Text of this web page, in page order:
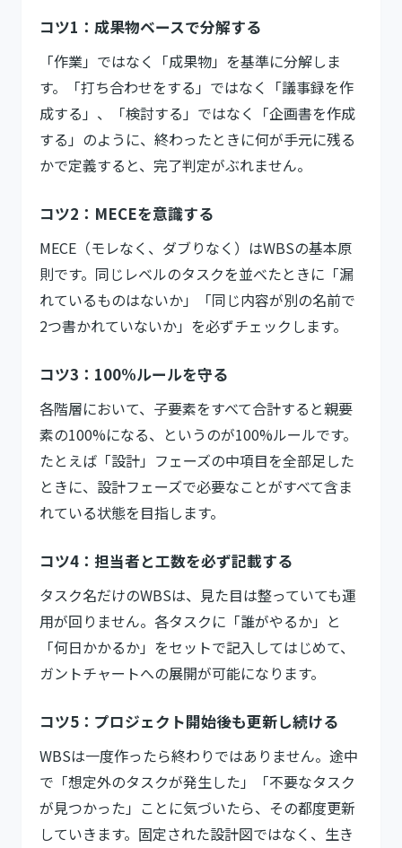
コツ1：成果物ベースで分解する
「作業」ではなく「成果物」を基準に分解しま
す。「打ち合わせをする」ではなく「議事録を作
成する」、「検討する」ではなく「企画書を作成
する」のように、終わったときに何が手元に残る
かで定義すると、完了判定がぶれません。
コツ2：MECEを意識する
MECE（モレなく、ダブりなく）はWBSの基本原
則です。同じレベルのタスクを並べたときに「漏
れているものはないか」「同じ内容が別の名前で
2つ書かれていないか」を必ずチェックします。
コツ3：100%ルールを守る
各階層において、子要素をすべて合計すると親要
素の100%になる、というのが100%ルールです。
たとえば「設計」フェーズの中項目を全部足した
ときに、設計フェーズで必要なことがすべて含ま
れている状態を目指します。
コツ4：担当者と工数を必ず記載する
タスク名だけのWBSは、見た目は整っていても運
用が回りません。各タスクに「誰がやるか」と
「何日かかるか」をセットで記入してはじめて、
ガントチャートへの展開が可能になります。
コツ5：プロジェクト開始後も更新し続ける
WBSは一度作ったら終わりではありません。途中
で「想定外のタスクが発生した」「不要なタスク
が見つかった」ことに気づいたら、その都度更新
していきます。固定された設計図ではなく、生き